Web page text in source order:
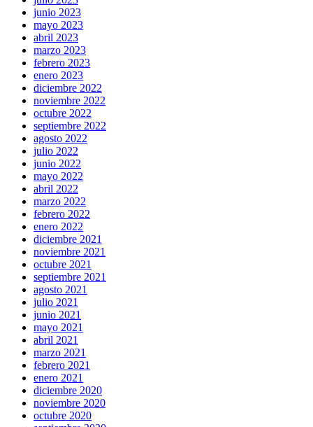
junio 2023
mayo 2023
abril 2023
marzo 2023
febrero 2023
enero 2023
diciembre 2022
noviembre 2022
octubre 2022
septiembre 2022
agosto 2022
julio 2022
junio 2022
mayo 2022
abril 2022
marzo 2022
febrero 2022
enero 2022
diciembre 2021
noviembre 2021
octubre 2021
septiembre 2021
agosto 2021
julio 2021
junio 2021
mayo 2021
abril 2021
marzo 2021
febrero 2021
enero 2021
diciembre 2020
noviembre 2020
octubre 2020